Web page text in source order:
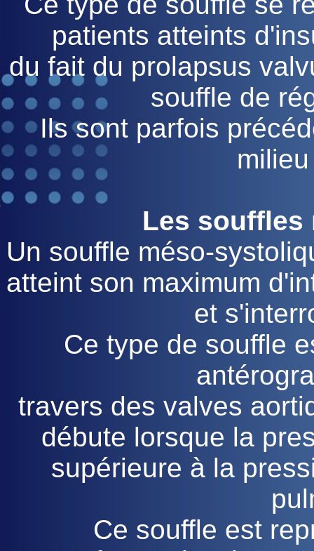
patients atteints
du fait du prolapsus
souffle de
Ils sont parfois
Les souffles
Un souffle méso-
atteint son maximum
et
Ce type de souffle
travers des valves
débute lorsque la
supérieure à la
Ce souffle est